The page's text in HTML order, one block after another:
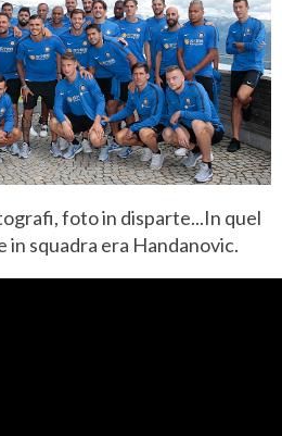
foto in disparte...In quel
squadra era Handanovic.